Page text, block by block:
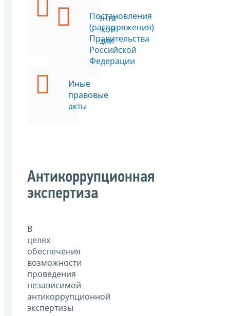
Указы
Президента
Российской
Федерации
Иные
правовые
акты
Постановления
(распоряжения)
Правительства
Российской
Федерации
Антикоррупционная
экспертиза
В
целях
обеспечения
возможности
проведения
независимой
антикоррупционной
экспертизы